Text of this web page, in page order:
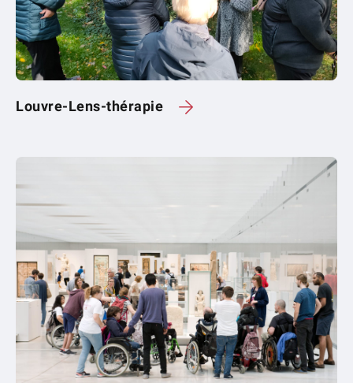
Louvre-Lens-thérapie